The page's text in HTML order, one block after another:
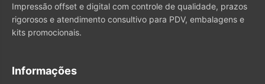
Impressão offset e digital com controle de qualidade, prazos
rigorosos e atendimento consultivo para PDV, embalagens e
kits promocionais.
Informações